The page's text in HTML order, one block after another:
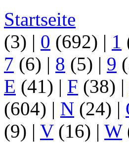
Startseite
(3) | 0 (692) | 1
7 (6) | 8 (5) | 9
E (41) | F (38) |
(604) | N (24) |
(9) | V(16) | W